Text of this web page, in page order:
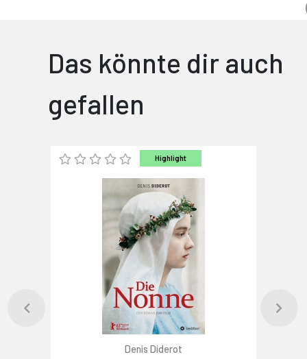
Das könnte dir auch
gefallen
Highlight
Denis Diderot